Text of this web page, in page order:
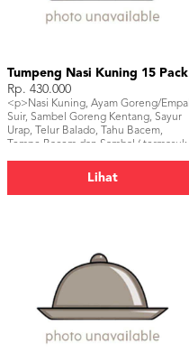
Tumpeng Nasi Kuning 15 Pack
Rp. 430.000
<p>Nasi Kuning, Ayam Goreng/Empal
Suir, Sambel Goreng Kentang, Sayur
Urap, Telur Balado, Tahu Bacem,
Tempe Bacem dan Sambal ( termasuk
Lihat